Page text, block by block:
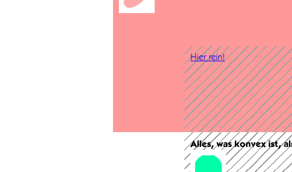
Hier rein!
Alles, was konvex ist,